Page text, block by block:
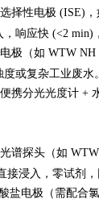
择性电极 (ISE)
响应快 (<2 min)
极 （如 WTW
或复杂工业废水。
便携分光光度计 +
谱探头 （如
接浸入，零试剂，
盐电极 （需配合